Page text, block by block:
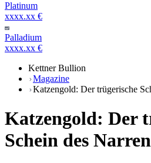
Platinum
xxxx.xx €
Palladium
xxxx.xx €
Kettner Bullion
Magazine
Katzengold: Der trügerische
Katzengold: Der
Schein des